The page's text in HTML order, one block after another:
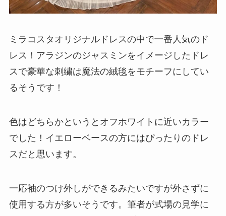
ミラコスタオリジナルドレスの中で一番人気のド
レス！アラジンのジャスミンをイメージしたドレ
スで豪華な刺繍は魔法の絨毯をモチーフにしてい
るそうです！
色はどちらかというとオフホワイトに近いカラー
でした！イエローベースの方にはぴったりのドレ
スだと思います。
一応袖のつけ外しができるみたいですが外さずに
使用する方が多いそうです。筆者が式場の見学に